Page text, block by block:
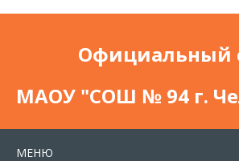
Официальный
МАОУ "СОШ № 94 г.
МЕНЮ